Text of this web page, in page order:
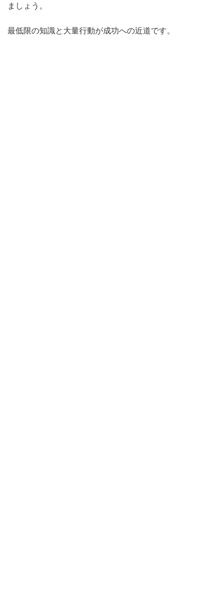
ましょう。
最低限の知識と大量行動が成功への近道です。